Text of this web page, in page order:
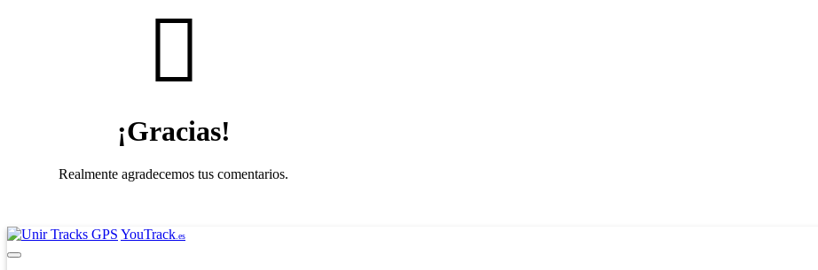
¡Gracias!
Realmente agradecemos tus comentarios.
YouTrack.es